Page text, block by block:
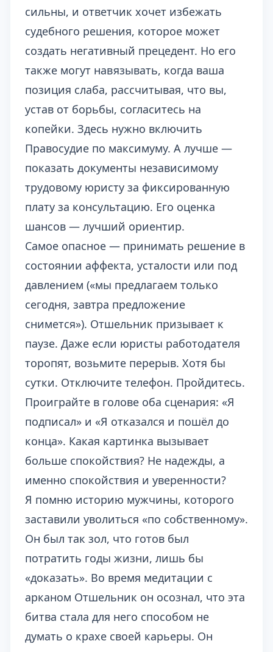
сильны, и ответчик хочет избежать
судебного решения, которое может
создать негативный прецедент. Но его
также могут навязывать, когда ваша
позиция слаба, рассчитывая, что вы,
устав от борьбы, согласитесь на
копейки. Здесь нужно включить
Правосудие по максимуму. А лучше —
показать документы независимому
трудовому юристу за фиксированную
плату за консультацию. Его оценка
шансов — лучший ориентир.
Самое опасное — принимать решение в
состоянии аффекта, усталости или под
давлением («мы предлагаем только
сегодня, завтра предложение
снимется»). Отшельник призывает к
паузе. Даже если юристы работодателя
торопят, возьмите перерыв. Хотя бы
сутки. Отключите телефон. Пройдитесь.
Проиграйте в голове оба сценария: «Я
подписал» и «Я отказался и пошёл до
конца». Какая картинка вызывает
больше спокойствия? Не надежды, а
именно спокойствия и уверенности?
Я помню историю мужчины, которого
заставили уволиться «по собственному».
Он был так зол, что готов был
потратить годы жизни, лишь бы
«доказать». Во время медитации с
арканом Отшельник он осознал, что эта
битва стала для него способом не
думать о крахе своей карьеры. Он